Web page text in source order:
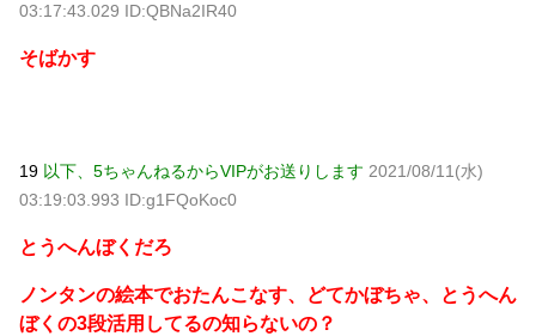
03:17:43.029 ID:QBNa2IR40
そばかす
19 以下、5ちゃんねるからVIPがお送りします 2021/08/11(水)
03:19:03.993 ID:g1FQoKoc0
とうへんぼくだろ
ノンタンの絵本でおたんこなす、どてかぼちゃ、とうへん
ぼくの3段活用してるの知らないの？